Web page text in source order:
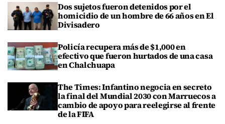
Dos sujetos fueron detenidos por el
homicidio de un hombre de 66 años en El
Divisadero
Policía recupera más de $1,000 en
efectivo que fueron hurtados de una casa
en Chalchuapa
The Times: Infantino negocia en secreto
la final del Mundial 2030 con Marruecos a
cambio de apoyo para reelegirse al frente
de la FIFA